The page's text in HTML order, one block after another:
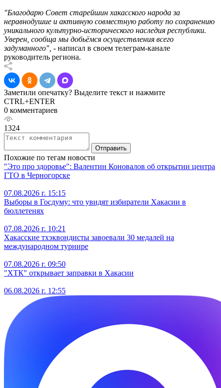
"Благодарю Совет старейшин хакасского народа за
неравнодушие и активную совместную работу по сохранению
уникального культурно-исторического наследия республики.
Уверен, сообща мы добьёмся осуществления всего
задуманного", - написал в своем телеграм-канале
руководитель региона.
Заметили опечатку? Выделите текст и нажмите
CTRL+ENTER
0 комментариев
1324
Отправить
Похожие по тегам новости
"Это про здоровье": Валентин Коновалов об открытии центра
ГТО в Черногорске
07.08.2026 г. 15:15
Выборы в Госдуму: что увидят избиратели Хакасии в
бюллетенях
07.08.2026 г. 10:21
Хакасские тхэквондисты завоевали 30 медалей на
международном турнире
07.08.2026 г. 09:50
"ХТК" открывает заправки в Хакасии
06.08.2026 г. 12:55